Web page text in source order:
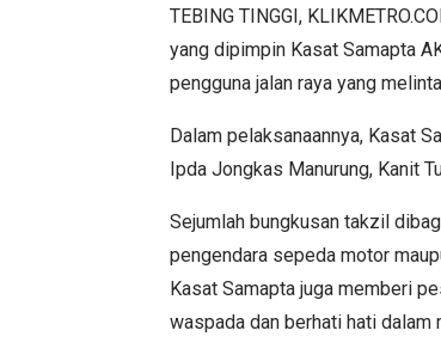
TEBING TINGGI,
yang dipimpin Kasat Samapta
pengguna jalan raya yang
Dalam pelaksanaannya, Kasat
Ipda Jongkas Manurung, Kanit
Sejumlah bungkusan takzil
pengendara sepeda motor
Kasat Samapta juga memberi
waspada dan berhati hati